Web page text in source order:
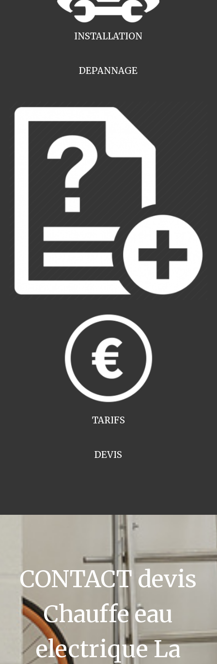
INSTALLATION
DEPANNAGE
TARIFS
DEVIS
CONTACT devis
Chauffe eau
electrique La